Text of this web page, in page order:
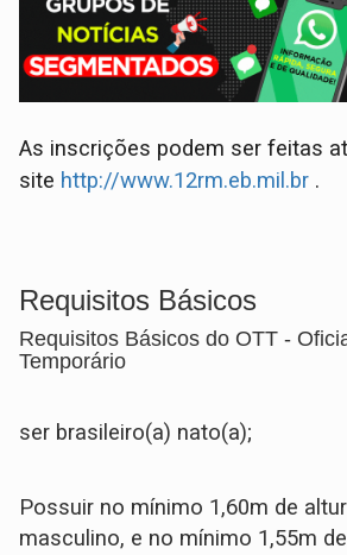
As inscrições podem ser feitas
site http://www.12rm.eb.mil.br .
Requisitos Básicos
Requisitos Básicos do OTT -
Temporário
ser brasileiro(a) nato(a);
Possuir no mínimo 1,60m de
masculino, e no mínimo 1,55m